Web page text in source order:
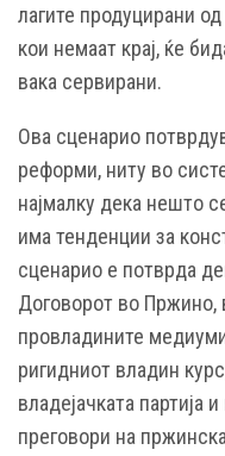
лагите продуцирани
кои немаат крај, ќе
вака сервирани.
Ова сценарио
реформи, ниту во
најмалку дека
има тенденции за
сценарио е потврда
Договорот во
провладините
ригидниот владин
владејачката партија
преговори на